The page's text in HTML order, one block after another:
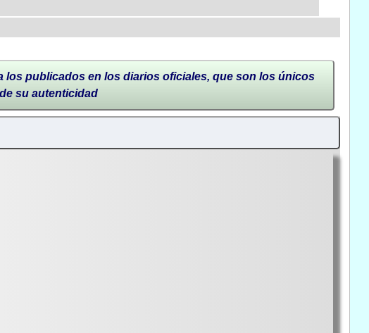
publicados en los diarios oficiales, que son los únicos
su autenticidad